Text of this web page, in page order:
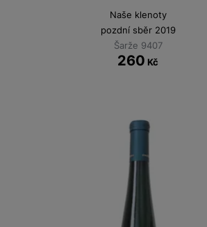
Naše klenoty
pozdní sběr 2019
Šarže 9407
260 Kč